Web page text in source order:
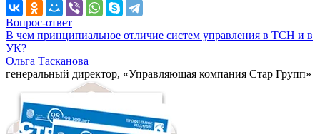
Вопрос-ответ
В чем принципиальное отличие систем управления в ТСН и в
УК?
Ольга Тасканова
генеральный директор, «Управляющая компания Стар Групп»